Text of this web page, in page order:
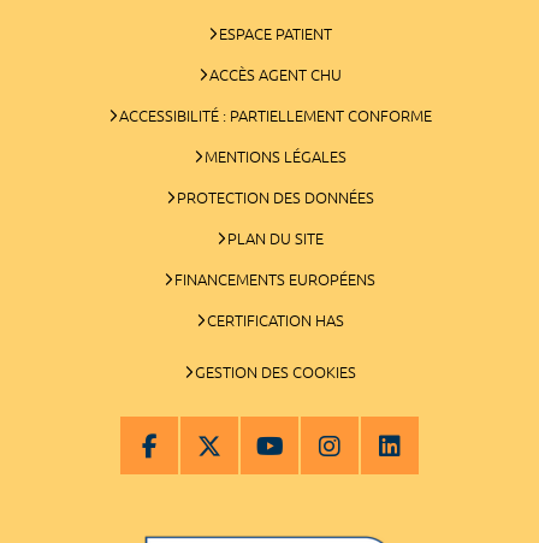
ESPACE PATIENT
ACCÈS AGENT CHU
ACCESSIBILITÉ : PARTIELLEMENT CONFORME
MENTIONS LÉGALES
PROTECTION DES DONNÉES
PLAN DU SITE
FINANCEMENTS EUROPÉENS
CERTIFICATION HAS
GESTION DES COOKIES